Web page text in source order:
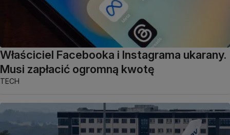
Właściciel Facebooka i Instagrama ukarany.
Musi zapłacić ogromną kwotę
TECH